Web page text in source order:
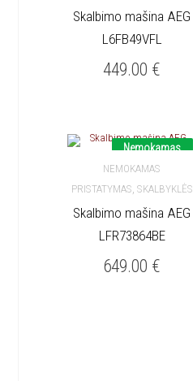
Skalbimo mašina AEG
L6FB49VFL
449.00 €
Nemokamas
Į KREPŠELĮ
NEMOKAMAS
PRISTATYMAS, SKALBYKLĖS
Skalbimo mašina AEG
LFR73864BE
649.00 €